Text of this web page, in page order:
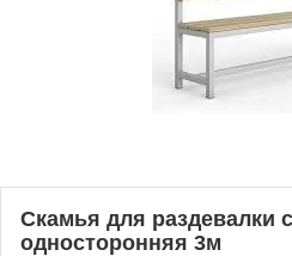
Скамья для раздевалки
односторонняя 3м